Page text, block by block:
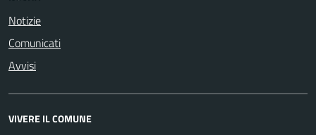
Notizie
Comunicati
Avvisi
VIVERE IL COMUNE